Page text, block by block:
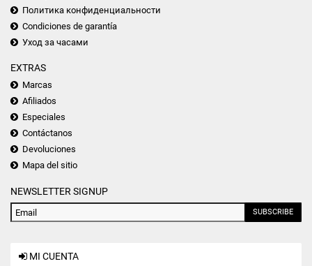
Политика конфиденциальности
Condiciones de garantía
Уход за часами
EXTRAS
Marcas
Afiliados
Especiales
Contáctanos
Devoluciones
Mapa del sitio
NEWSLETTER SIGNUP
SUBSCRIBE
MI CUENTA